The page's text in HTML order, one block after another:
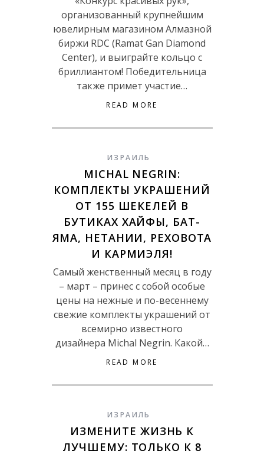
организованный крупнейшим
ювелирным магазином Алмазной
биржи RDC (Ramat Gan Diamond
Center), и выиграйте кольцо с
бриллиантом! Победительница
также примет участие…
READ MORE
ИЗРАИЛЬ
MICHAL NEGRIN:
КОМПЛЕКТЫ УКРАШЕНИЙ
ОТ 155 ШЕКЕЛЕЙ В
БУТИКАХ ХАЙФЫ, БАТ-
ЯМА, НЕТАНИИ, РЕХОВОТА
И КАРМИЭЛЯ!
Самый женственный месяц в году
– март – принес с собой особые
цены на нежные и по-весеннему
свежие комплекты украшений от
всемирно известного
дизайнера Michal Negrin. Какой…
READ MORE
ИЗРАИЛЬ
ИЗМЕНИТЕ ЖИЗНЬ К
ЛУЧШЕМУ: ТОЛЬКО К 8